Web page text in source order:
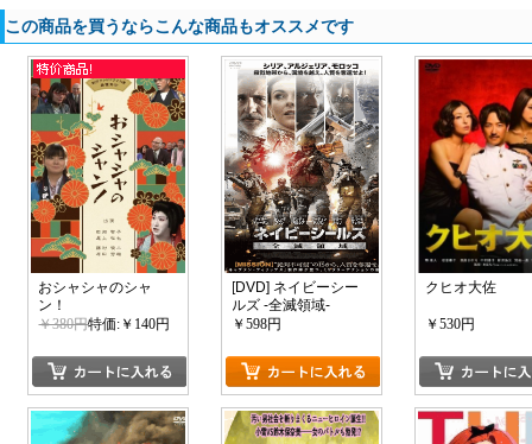
この商品を買うならこんな商品もオススメです
おシャシャのシャ
ン！
￥380円特価:￥140円
[DVD] ネイビーシー
ルズ -全滅領域-
￥598円
クヒオ大佐
￥530円